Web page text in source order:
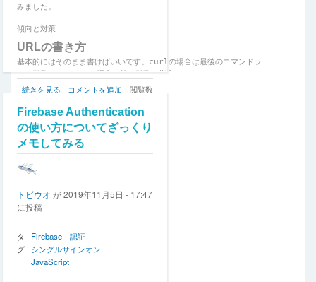
みました。
傾向と対策
URLの書き方
基本的にはそのまま書けばいいです。 curlの場合は最後のコマンドラ
ドも、デフォルトではGETリクエストとして扱います。
curl
マ
ン
ド
と
Fetch
API
の
対
に
つ
続きを見る コメントを追加
閲覧数
Firebase Authentication
の使い方についてざっくり
メモしてみる
トビウオ が2019年11月5日 - 17:47
に投稿
タ
グ
Firebase
認証
シングルサインオン
JavaScript